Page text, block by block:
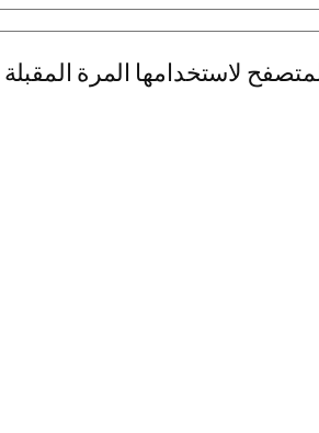
لاستخدامها المرة